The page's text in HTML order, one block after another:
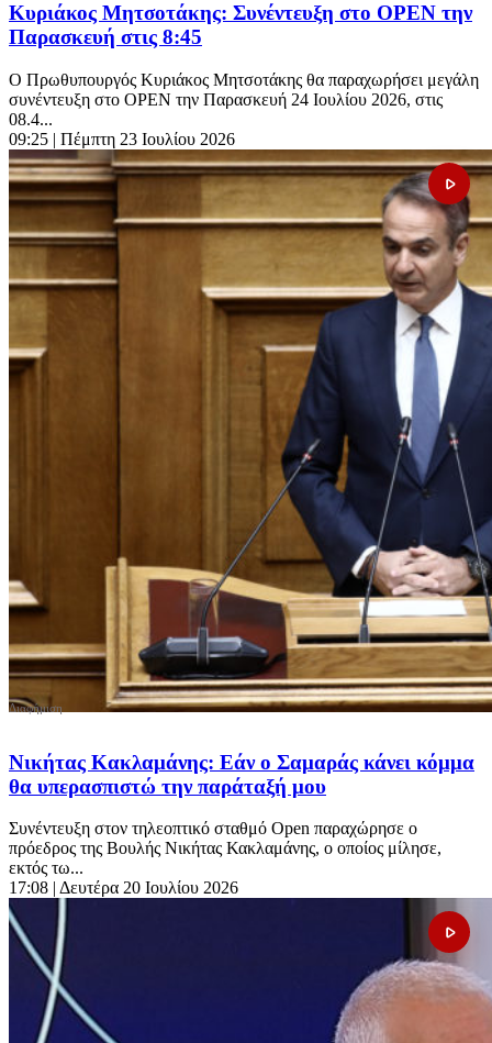
Κυριάκος Μητσοτάκης: Συνέντευξη στο ΟPEN την
Παρασκευή στις 8:45
Ο Πρωθυπουργός Κυριάκος Μητσοτάκης θα παραχωρήσει μεγάλη
συνέντευξη στο OPEN την Παρασκευή 24 Ιουλίου 2026, στις
08.4...
09:25 | Πέμπτη 23 Ιουλίου 2026
Νικήτας Κακλαμάνης: Εάν ο Σαμαράς κάνει κόμμα
θα υπερασπιστώ την παράταξή μου
Συνέντευξη στον τηλεοπτικό σταθμό Open παραχώρησε ο
πρόεδρος της Βουλής Νικήτας Κακλαμάνης, ο οποίος μίλησε,
εκτός τω...
17:08 | Δευτέρα 20 Ιουλίου 2026